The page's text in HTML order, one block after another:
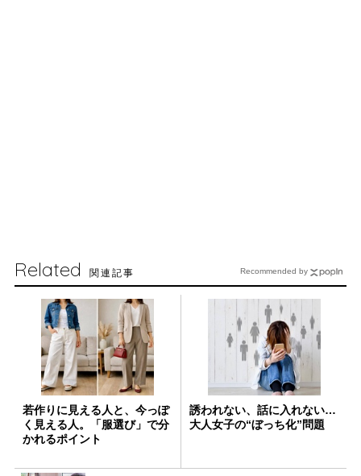
Related 関連記事
若作りに見える人と、今っぽ
く見える人。「服選び」で分
かれるポイント
誘われない、話に入れない…
大人女子の“ぼっち化”問題
Recommended by